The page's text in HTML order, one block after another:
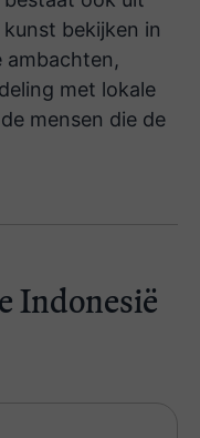
bekijken in
ambachten,
met lokale
mensen die de
Indonesië